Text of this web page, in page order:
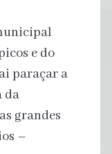
e do
paraçar a
da
grandes
–